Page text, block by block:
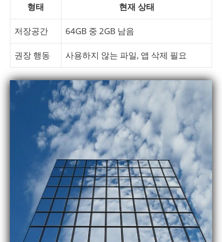
형태 현재 상태
저장공간 64GB 중 2GB 남음
권장 행동 사용하지 않는 파일, 앱 삭제 필요